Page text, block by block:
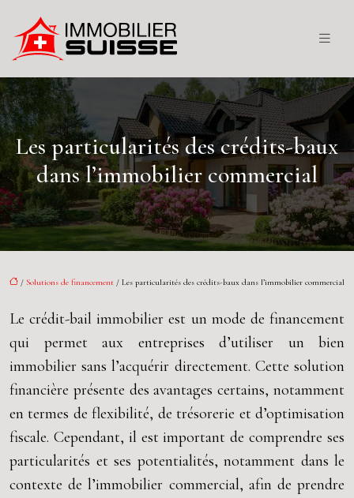
Les particularités des crédits-baux
dans l’immobilier commercial
/ Solutions de financement / Les particularités des crédits-baux dans l’immobilier commercial
Le crédit-bail immobilier est un mode de financement
qui permet aux entreprises d’utiliser un bien
immobilier sans l’acquérir directement. Cette solution
financière présente des avantages certains, notamment
en termes de flexibilité, de trésorerie et d’optimisation
fiscale. Cependant, il est important de comprendre ses
particularités et ses potentialités, notamment dans le
contexte de l’immobilier commercial, afin de prendre